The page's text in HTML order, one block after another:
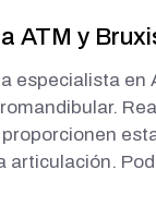
ATM y
especialista en
articulación.